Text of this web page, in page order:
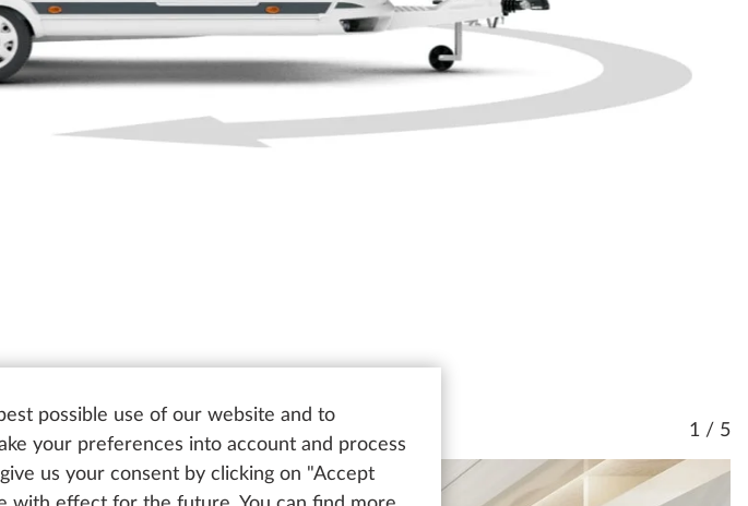
possible use of our website and to
your preferences into account and process
us your consent by clicking on "Accept
1 / 5